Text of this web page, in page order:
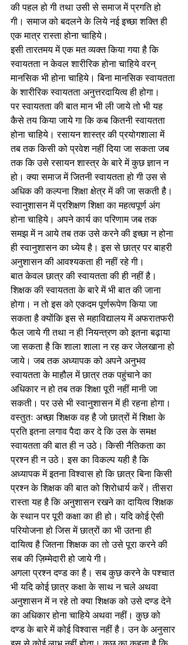
की पहल हो गी तथा उसी से समाज में प्रगति हो
गी। समाज को बदलने के लिये नई इच्छा शक्ति ही
एक मात्र रास्ता होना चाहिये।
इसी तारतमय में एक मत व्यक्त किया गया है कि
स्वायतता न केवल शारीरिक होना चाहिये वरन्
मानसिक भी होना चाहिये। बिना मानसिक स्वायतता
के शारीरिक स्वायतता अनुत्तरदायित्व ही होगा।
पर स्वायतता की बात मान भी ली जाये तो भी यह
कैसे तय किया जाये गा कि कब कितनी स्वायतता
होना चाहिये। रसायन शास्त्र की प्रयोगशाला में
तब तक किसी को प्रवेश नहीं दिया जा सकता जब
तक कि उसे रसायन शास्त्र के बारे में कुछ ज्ञान न
हो। क्या समाज में जितनी स्वायतता हो गी उस से
अधिक की कल्पना शिक्षा क्षेत्र में की जा सकती है।
स्वानुशासन में प्रशिक्षण शिक्षा का महत्वपूर्ण अंग
होना चाहिये। अपने कार्य का परिणाम जब तक
समझ में न आये तब तक उसे करने की इच्छा न होना
ही स्वानुशासन का ध्येय है। इस से छात्र पर बाहरी
अनुशासन की आवश्यकता ही नहीं रहे गी।
बात केवल छात्र की स्वायतता की ही नहीं है।
शिक्षक की स्वायतता के बारे में भी बात की जाना
होगा। न तो इस को एकदम पूर्णरूपेण किया जा
सकता है क्योंकि इस से महाविद्यालय में अफरातफरी
फैल जाये गी तथा न ही नियन्त्रण को इतना बढ़ाया
जा सकता है कि शाला शाला न रह कर जेलखाना हो
जाये। जब तक अध्यापक को अपने अनुभव
स्वायतता के माहौल में छात्र तक पहुंचाने का
अधिकार न हो तब तक शिक्षा पूरी नहीं मानी जा
सकती। पर उसे भी स्वानुशासन में ही रहना होगा।
वस्तुतः अच्छा शिक्षक वह है जो छात्रों में शिक्षा के
प्रति इतना लगाव पैदा कर दे कि उस के समक्ष
स्वायतता की बात ही न उठे। किसी नैतिकता का
प्रश्न ही न उठे। इस का विकल्प यही है कि
अध्यापक में इतना विश्वास हो कि छात्र बिना किसी
प्रश्न के शिक्षक की बात को शिरोधार्य करें। तीसरा
रास्ता यह है कि अनुशासन रखने का दायित्व शिक्षक
के स्थान पर पूरी कक्षा का ही हो। यदि कोई ऐसी
परियोजना हो जिस में छात्रों का भी उतना ही
दायित्व है जितना शिक्षक का तो उसे पूरा करने की
सब की ज़िम्मेदारी हो जाये गी।
अगला प्रश्न दण्ड का है। सब कुछ करने के पश्चात
भी यदि कोई छात्र कक्षा के साथ न चले अथवा
अनुशासन में न रहे तो क्या शिक्षक को उसे दण्ड देने
का अधिकार होना चाहिये अथवा नहीं। कुछ को
दण्ड के बारे में कोई विश्वास नहीं है। उन के अनुसार